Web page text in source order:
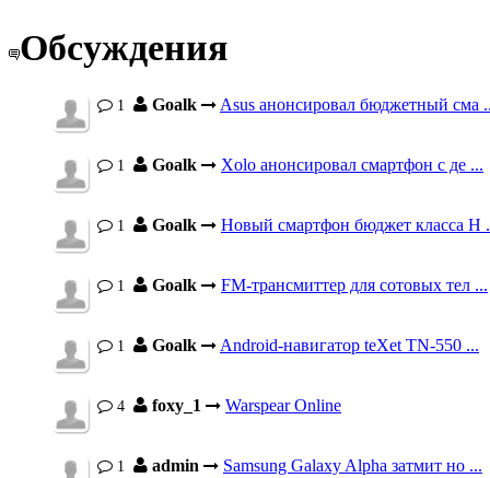
Обсуждения
1 Goalk Asus анонсировал бюджетный сма
1 Goalk Xolo анонсировал смартфон с де ...
1 Goalk Новый смартфон бюджет класса H
1 Goalk FM-трансмиттер для сотовых тел ...
1 Goalk Android-навигатор teXet TN-550 ...
4 foxy_1 Warspear Online
1 admin Samsung Galaxy Alpha затмит но ...